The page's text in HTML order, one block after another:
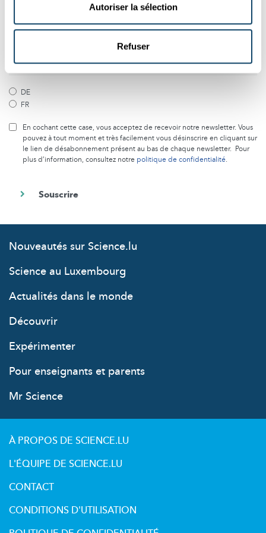
Autoriser la sélection
Refuser
chaque mois le meilleur des articles de Science.lu
DE
FR
En cochant cette case, vous acceptez de recevoir notre newsletter. Vous
pouvez à tout moment et très facilement vous désinscrire en cliquant sur
le lien de désabonnement présent au bas de chaque newsletter. Pour
plus d’information, consultez notre politique de confidentialité.
Nouveautés sur Science.lu
Science au Luxembourg
Actualités dans le monde
Découvrir
Expérimenter
Pour enseignants et parents
Mr Science
À PROPOS DE SCIENCE.LU
L'ÉQUIPE DE SCIENCE.LU
CONTACT
CONDITIONS D'UTILISATION